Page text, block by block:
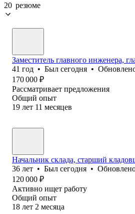
20 резюме
Заместитель главного инженера,
41 год • Был сегодня •
170 000 ₽
Рассматривает предложения
Общий опыт
19 лет 11 месяцев
Начальник склада, старший
36 лет • Был сегодня •
120 000 ₽
Активно ищет работу
Общий опыт
18 лет 2 месяца